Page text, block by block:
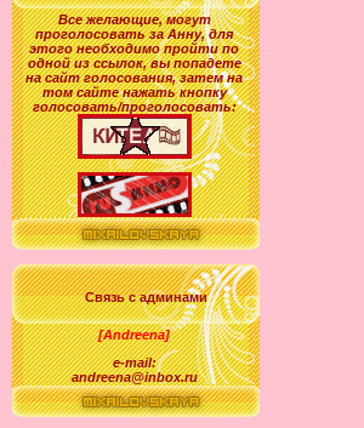
Все желающие,могут
проголосовать заАнну, для
этого необходимо пройти по
одной из ссылок, вы попадете
на сайт голосования, затем на
том сайте нажать кнопку
голосовать/проголосовать:
Связь с админами
[Andreena]
e-mail:
andreena@inbox.ru